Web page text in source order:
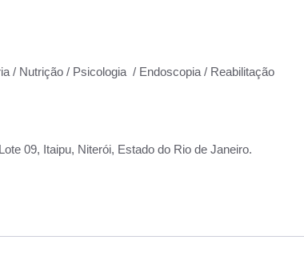
/ Nutrição / Psicologia / Endoscopia / Reabilitação
09, Itaipu, Niterói, Estado do Rio de Janeiro.